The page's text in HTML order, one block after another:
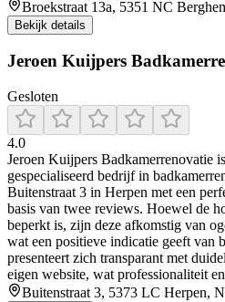
Broekstraat 13a, 5351 NC
Bekijk details
Jeroen Kuijpers
Gesloten
4.0
Jeroen Kuijpers Badkamerrenovatie
gespecialiseerd bedrijf in
Buitenstraat 3 in Herpen met een
basis van twee reviews. Hoewel de
beperkt is, zijn deze afkomstig van
wat een positieve indicatie geeft van
presenteert zich transparant met
eigen website, wat professionaliteit
Buitenstraat 3, 5373 LC Herpen,